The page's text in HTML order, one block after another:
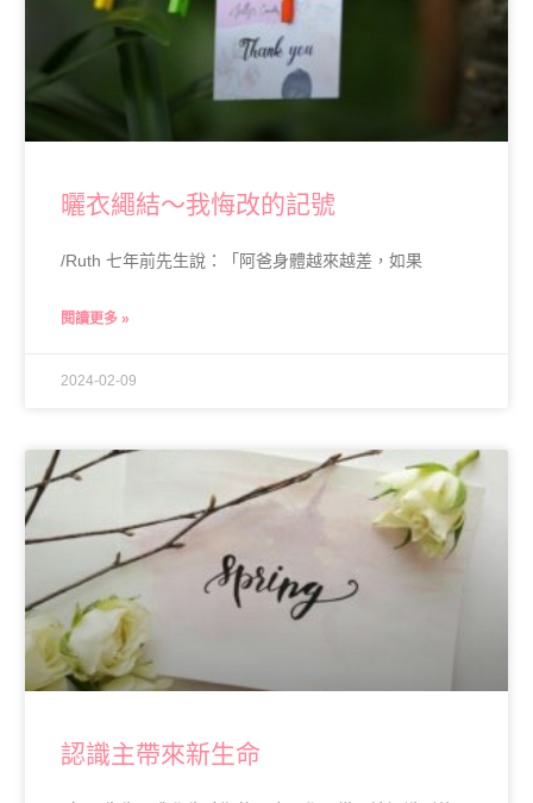
曬衣繩結～我悔改的記號
/Ruth 七年前先生說：「阿爸身體越來越差，如果
閱讀更多 »
2024-02-09
認識主帶來新生命